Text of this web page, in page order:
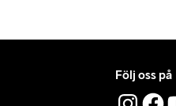
Följ oss på